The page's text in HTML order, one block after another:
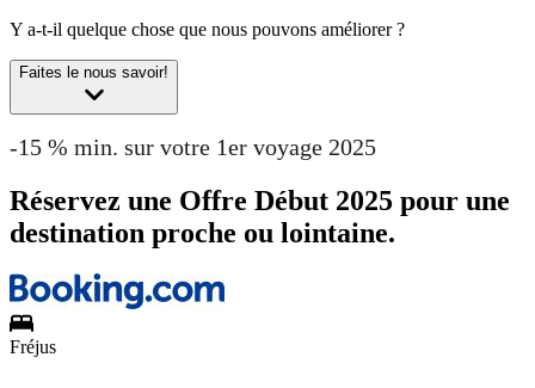
Y a-t-il quelque chose que nous pouvons améliorer ?
Faites le nous savoir!
-15 % min. sur votre 1er voyage 2025
Réservez une Offre Début 2025 pour une
destination proche ou lointaine.
Fréjus